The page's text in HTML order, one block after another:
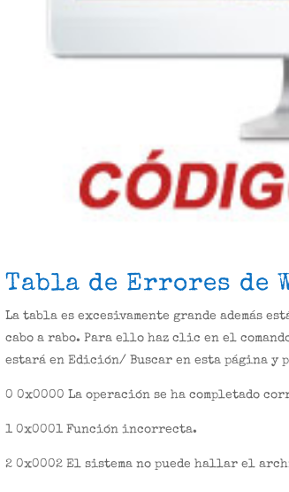
Tabla de Errores de
La tabla es excesivamente grande además
cabo a rabo. Para ello haz clic en el
estará en Edición/ Buscar en esta página y
0 0x0000 La operación se ha completado
1 0x0001 Función incorrecta.
2 0x0002 El sistema no puede hallar el